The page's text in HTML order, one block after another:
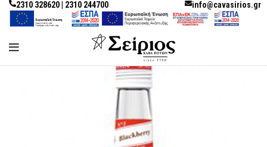
2310 328620 | 2310 244700 info@cavasirios.gr